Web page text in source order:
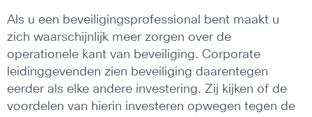
Als u een beveiligingsprofessional bent maakt u
zich waarschijnlijk meer zorgen over de
operationele kant van beveiliging. Corporate
leidinggevenden zien beveiliging daarentegen
eerder als elke andere investering. Zij kijken of de
voordelen van hierin investeren opwegen tegen de